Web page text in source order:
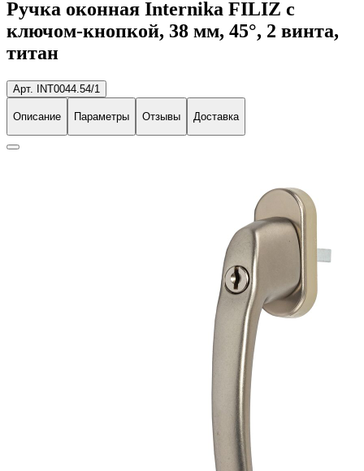
Ручка оконная Internika FILIZ с
ключом-кнопкой, 38 мм, 45°, 2 винта,
титан
Арт. INT0044.54/1
Описание Параметры Отзывы Доставка